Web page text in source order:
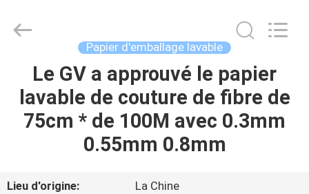
LA
MAISON
GUANGZHOU
BMPAPER
Papier d'emballage lavable
Le GV a approuvé le papier
lavable de couture de fibre de
75cm * de 100M avec 0.3mm
0.55mm 0.8mm
Lieu d'origine:
La Chine